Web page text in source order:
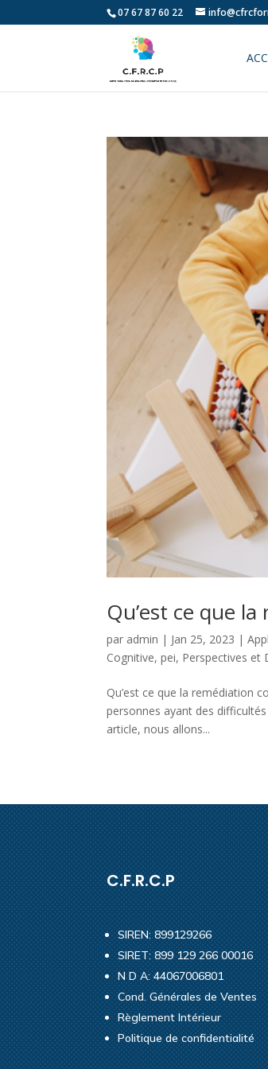
07 67 87 60 22
Qu’est ce que
par admin | Jan 25, 2023 |
Cognitive,pei, Perspectives et
Qu’est ce que la remédiation
personnes ayant des
article, nous allons...
C.F.R.C.P
SIREN: 899129266
SIRET: 899 129 266 00016
N D A: 44067006801
Cond. Générales de Ventes
Règlement Intérieur
Politique de confidentialité